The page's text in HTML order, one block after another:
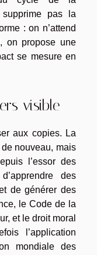
supprime pas la
: on n’attend
on propose une
se mesure en
visible
aux copies. La
de nouveau, mais
l’essor des
des
de générer des
le Code de la
et le droit moral
l’application
mondiale des